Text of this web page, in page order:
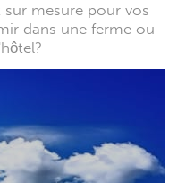
mesure pour vos
dans une ferme ou